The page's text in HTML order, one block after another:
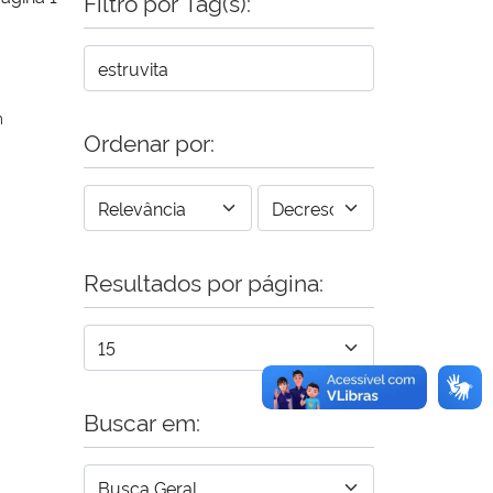
Ordenar por:
Resultados por página:
Buscar em: